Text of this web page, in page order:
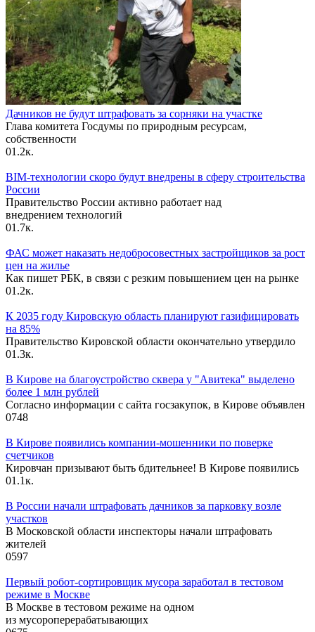
Дачников не будут штрафовать за сорняки на участке
Глава комитета Госдумы по природным ресурсам,
собственности
01.2к.
BIM-технологии скоро будут внедрены в сферу строительства
России
Правительство России активно работает над
внедрением технологий
01.7к.
ФАС может наказать недобросовестных застройщиков за рост
цен на жилье
Как пишет РБК, в связи с резким повышением цен на рынке
01.2к.
К 2035 году Кировскую область планируют газифицировать
на 85%
Правительство Кировской области окончательно утвердило
01.3к.
В Кирове на благоустройство сквера у "Авитека" выделено
более 1 млн рублей
Согласно информации с сайта госзакупок, в Кирове объявлен
0748
В Кирове появились компании-мошенники по поверке
счетчиков
Кировчан призывают быть бдительнее! В Кирове появились
01.1к.
В России начали штрафовать дачников за парковку возле
участков
В Московской области инспекторы начали штрафовать
жителей
0597
Первый робот-сортировщик мусора заработал в тестовом
режиме в Москве
В Москве в тестовом режиме на одном
из мусороперерабатывающих